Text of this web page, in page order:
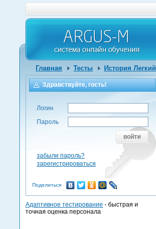
Главная Тесты История Легкий
Здравствуйте, гость!
Логин
Пароль
войти
забыли пароль?
зарегистрироваться
Поделиться
Адаптивное тестирование - быстрая и
точная оценка персонала